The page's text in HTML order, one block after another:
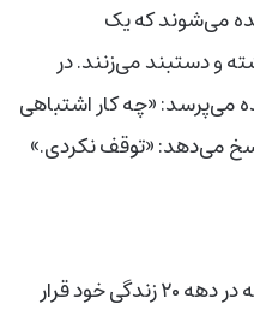
می‌شوند که یک
و دستبند می‌زنند. در
می‌پرسد: «چه کار اشتباهی
می‌دهد: «توقف نکردی.»
پلیس تورنتو اعلام کرده این مرد که در دهه ۲۰ زندگی خود قرار